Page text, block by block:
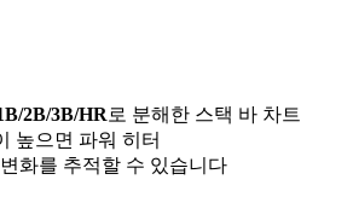
2B/3B/HR로 분해한 스택 바 차트
높으면 파워 히터
화를 추적할 수 있습니다